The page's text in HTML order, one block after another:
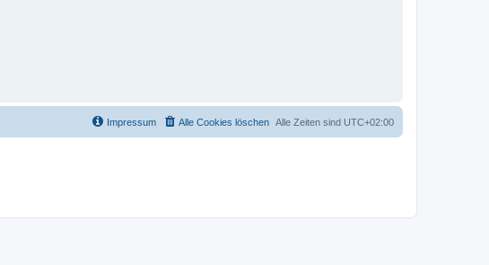
Alle Zeiten sind UTC+02:00
Alle Cookies löschen
Impressum